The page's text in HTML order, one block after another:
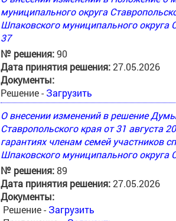
муниципального округа
Шпаковского муниципального округа
37
№ решения:90
Дата принятия решения:27.05.2026
Документы:
Решение - Загрузить
О внесении изменений в решение
Ставропольского края от 31
гарантиях членам семей участников
Шпаковского муниципального округа
№ решения:89
Дата принятия решения:27.05.2026
Документы:
Решение - Загрузить